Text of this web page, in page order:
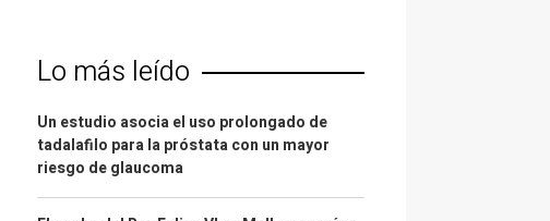
Lo más leído
Un estudio asocia el uso prolongado de
tadalafilo para la próstata con un mayor
riesgo de glaucoma